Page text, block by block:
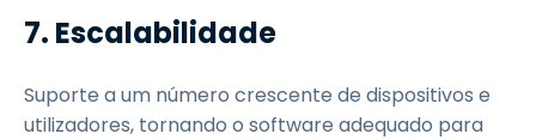
7. Escalabilidade
Suporte a um número crescente de dispositivos e
utilizadores, tornando o software adequado para